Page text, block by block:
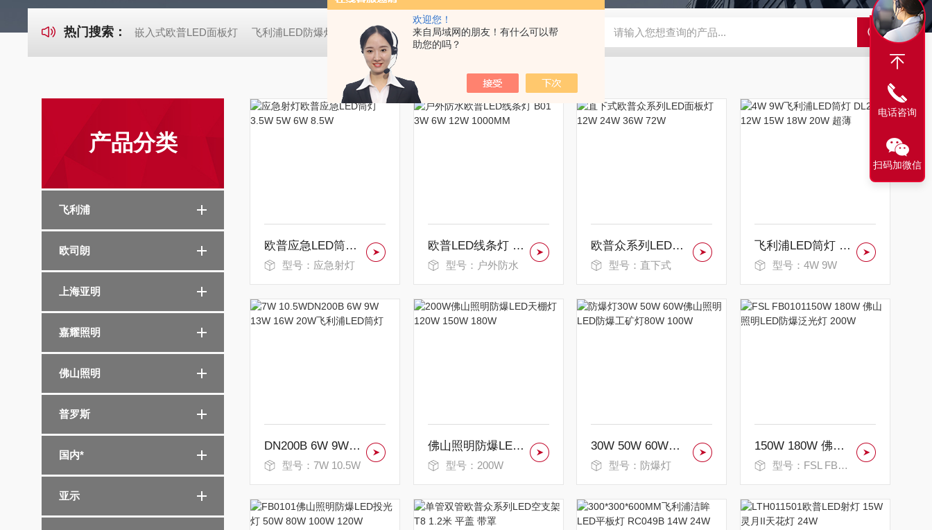
欢迎您！
来自局域网的朋友！有什么可以帮
助您的吗？
热门搜索： 嵌入式欧普LED面板灯 飞利浦LED防爆灯 欧司朗LED天棚灯 飞利浦工矿灯 消防应急雷士双头应急灯 LS-ZFZD-E3WSA/XFZ-Y3SSAD 佛山照明LED泛光灯 明
产品分类
飞利浦
欧司朗
上海亚明
嘉耀照明
佛山照明
普罗斯
国内*
亚示
欧普应急LED筒灯 3.5W 5W 6W 8.5W
型号：应急射灯
欧普LED线条灯 B01 3W 6W 12W 1000MM
型号：户外防水
欧普众系列LED面板灯 12W 24W 36W 72W
型号：直下式
飞利浦LED筒灯 DL252 12W 15W 18W 20W 超薄
型号：4W 9W
DN200B 6W 9W 13W 16W 20W飞利浦LED筒灯
型号：7W 10.5W
佛山照明防爆LED天棚灯 120W 150W 180W
型号：200W
30W 50W 60W佛山照明LED防爆工矿灯80W 100W
型号：防爆灯
150W 180W 佛山照明LED防爆泛光灯 200W
型号：FSL FB0101
电话咨询
扫码加微信